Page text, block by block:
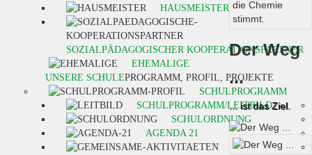
Der Weg
...
... ist das Ziel.
HAUSMEISTER
SOZIALPÄDAGOGISCHER KOOPERATIONSPARTNER
EHEMALIGE
UNSERE SCHULEPROGRAMM, PROFIL, PROJEKTE
SCHULPROGRAMM
SCHULPROGRAMM/LEITBILD
SCHULORDNUNG
AGENDA 21